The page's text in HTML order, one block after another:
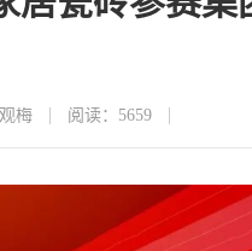
梅 阅读：5659